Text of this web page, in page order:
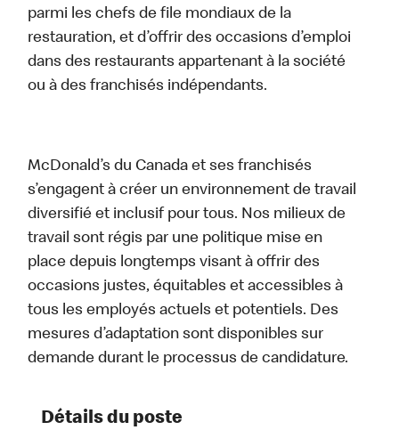
parmi les chefs de file mondiaux de la
restauration, et d’offrir des occasions d’emploi
dans des restaurants appartenant à la société
ou à des franchisés indépendants.
McDonald’s du Canada et ses franchisés
s’engagent à créer un environnement de travail
diversifié et inclusif pour tous. Nos milieux de
travail sont régis par une politique mise en
place depuis longtemps visant à offrir des
occasions justes, équitables et accessibles à
tous les employés actuels et potentiels. Des
mesures d’adaptation sont disponibles sur
demande durant le processus de candidature.
Détails du poste